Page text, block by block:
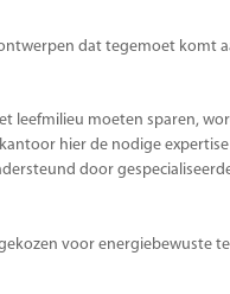
dat tegemoet komt
leefmilieu moeten sparen,
hier de nodige
door
voor energiebewuste